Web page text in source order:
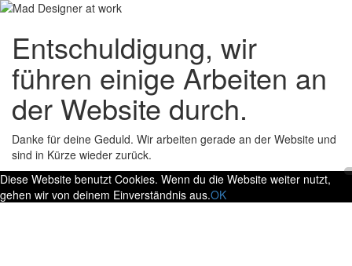
Entschuldigung, wir
führen einige Arbeiten an
der Website durch.
Danke für deine Geduld. Wir arbeiten gerade an der Website und
sind in Kürze wieder zurück.
Diese Website benutzt Cookies. Wenn du die Website weiter nutzt,
gehen wir von deinem Einverständnis aus.OK